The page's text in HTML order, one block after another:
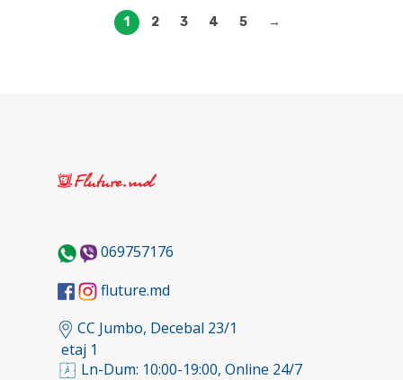
1 2 3 4 5 →
069757176
fluture.md
CC Jumbo, Decebal 23/1
etaj 1
Ln-Dum: 10:00-19:00, Online 24/7